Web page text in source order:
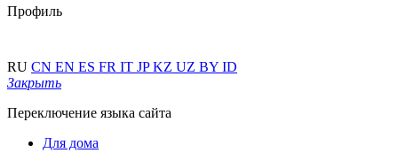
Профиль
RU CN EN ES FR IT JPKZ UZ BY ID
Закрыть
Переключение языка сайта
Для дома